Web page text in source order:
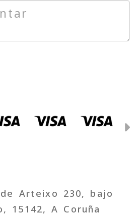
Arteixo 230, bajo
15142,A Coruña